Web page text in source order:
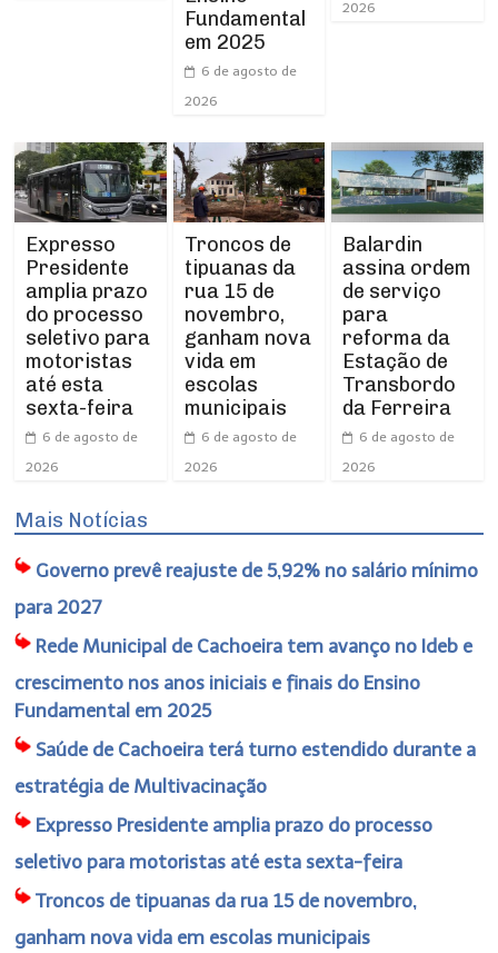
Fundamental
em 2025
6 de agosto de
2026
2026
Expresso
Presidente
amplia prazo
do processo
seletivo para
motoristas
até esta
sexta-feira
6 de agosto de
2026
Troncos de
tipuanas da
rua 15 de
novembro,
ganham nova
vida em
escolas
municipais
6 de agosto de
2026
Balardin
assina ordem
de serviço
para
reforma da
Estação de
Transbordo
da Ferreira
6 de agosto de
2026
Mais Notícias
Governo prevê reajuste de 5,92% no salário mínimo
para 2027
Rede Municipal de Cachoeira tem avanço no Ideb e
crescimento nos anos iniciais e finais do Ensino
Fundamental em 2025
Saúde de Cachoeira terá turno estendido durante a
estratégia de Multivacinação
Expresso Presidente amplia prazo do processo
seletivo para motoristas até esta sexta-feira
Troncos de tipuanas da rua 15 de novembro,
ganham nova vida em escolas municipais